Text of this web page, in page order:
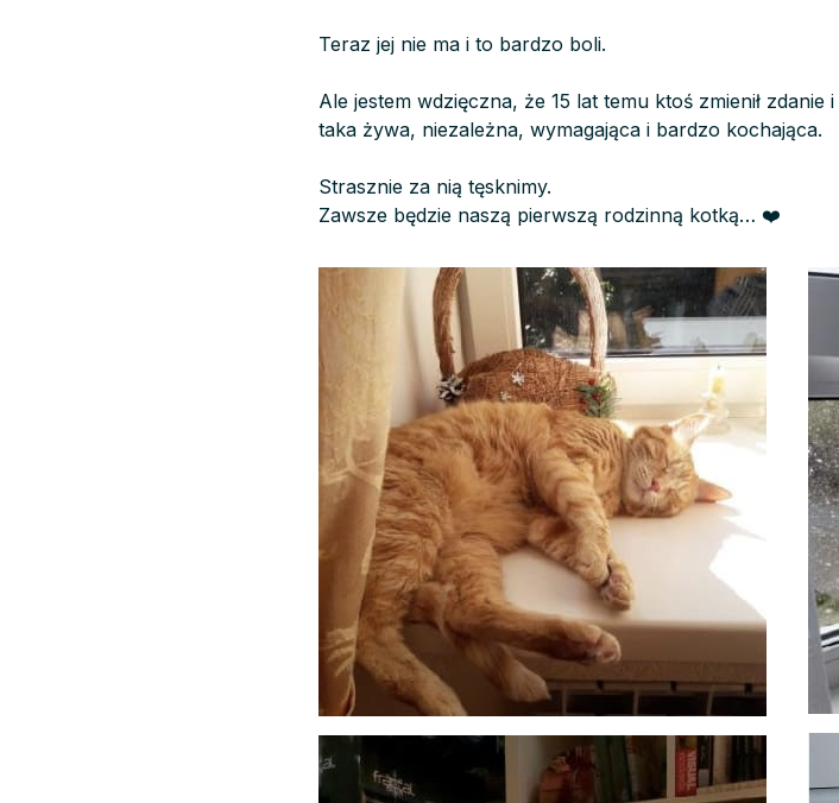
Teraz jej nie ma i to bardzo boli.
Ale jestem wdzięczna, że 15 lat temu ktoś zmienił zdanie
taka żywa, niezależna, wymagająca i bardzo kochająca.
Strasznie za nią tęsknimy.
Zawsze będzie naszą pierwszą rodzinną kotką… ❤️